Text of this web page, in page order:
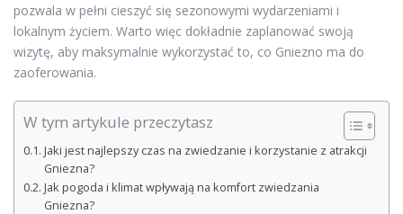
pozwala w pełni cieszyć się sezonowymi wydarzeniami i
lokalnym życiem. Warto więc dokładnie zaplanować swoją
wizytę, aby maksymalnie wykorzystać to, co Gniezno ma do
zaoferowania.
W tym artykule przeczytasz
Jaki jest najlepszy czas na zwiedzanie i korzystanie z atrakcji
Gniezna?
Jak pogoda i klimat wpływają na komfort zwiedzania
Gniezna?